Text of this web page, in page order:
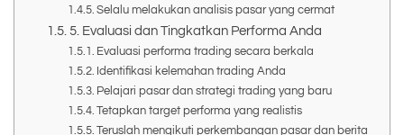
Selalu melakukan analisis pasar yang cermat
5. Evaluasi dan Tingkatkan Performa Anda
Evaluasi performa trading secara berkala
Identifikasi kelemahan trading Anda
Pelajari pasar dan strategi trading yang baru
Tetapkan target performa yang realistis
Teruslah mengikuti perkembangan pasar dan berita